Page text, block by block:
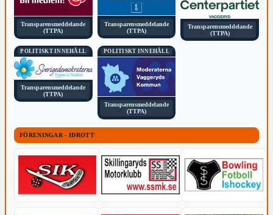
Transparensmeddelande
(TTPA)
Transparensmeddelande
(TTPA)
Transparensmeddelande
(TTPA)
POLITISKT INNEHÅLL
Transparensmeddelande
(TTPA)
POLITISKT INNEHÅLL
Transparensmeddelande
(TTPA)
FÖRENINGAR - IDROTT